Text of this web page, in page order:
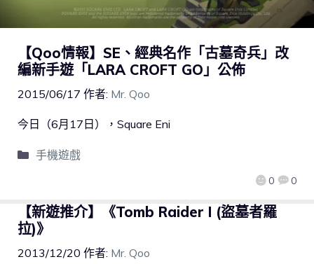
【Qoo情報】SE、經典名作「古墓奇兵」改
編新手遊「LARA CROFT GO」公佈
2015/06/17 作者: Mr. Qoo
0 0
今日（6月17日），Square Eni
手機遊戲
【新遊推介】《Tomb Raider I (盜墓者羅
拉)》
2013/12/20 作者: Mr. Qoo